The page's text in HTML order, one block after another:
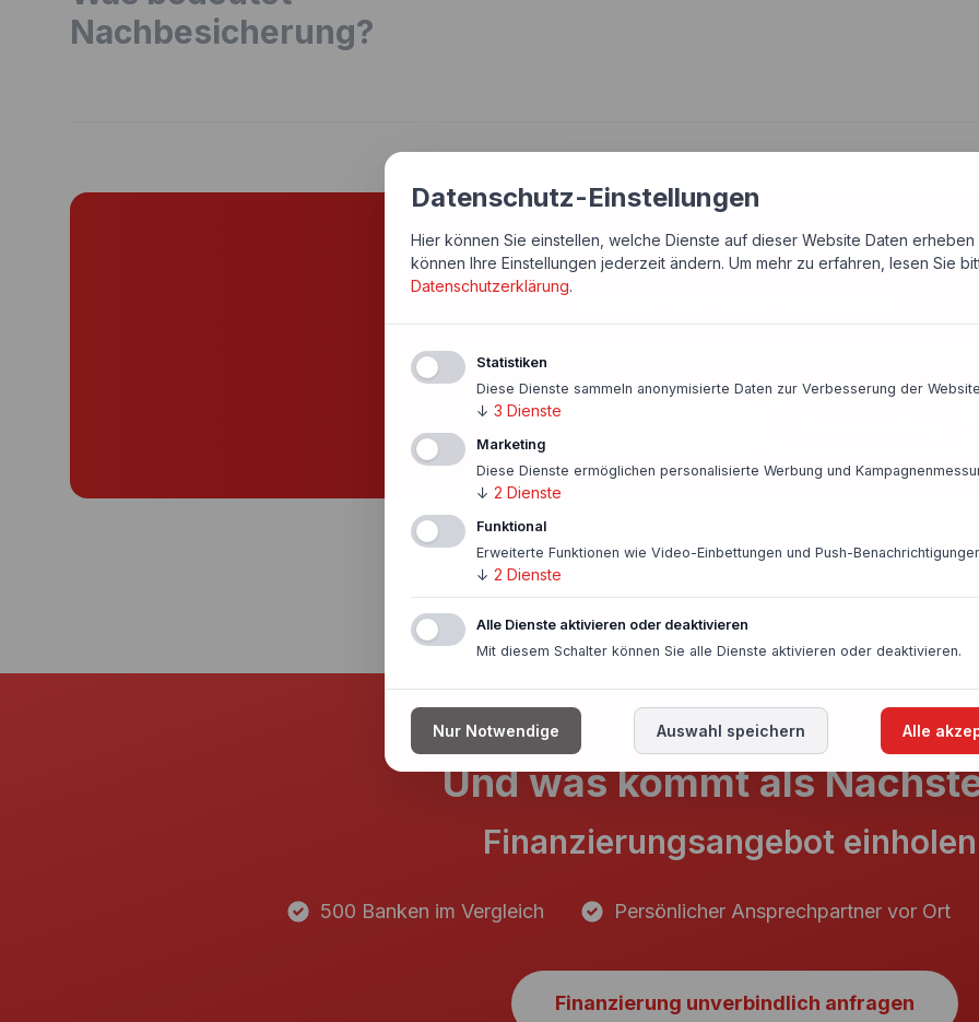
Nachbesicherung?
Sichern Sie sich die besten
Günstige Zinsen sichern
Und was kommt als
Finanzierungsangebot
500 Banken im Vergleich Persönlicher Ansprechpartner vor Ort
Finanzierung unverbindlich anfragen
Datenschutz-Einstellungen
Hier können Sie einstellen, welche Dienste auf dieser Website Daten erheben
können Ihre Einstellungen jederzeit ändern. Um mehr zu erfahren, lesen Sie
Datenschutzerklärung.
Statistiken
Diese Dienste sammeln anonymisierte Daten zur Verbesserung der
↓ 3 Dienste
Marketing
Diese Dienste ermöglichen personalisierte Werbung und
↓ 2 Dienste
Funktional
Erweiterte Funktionen wie Video-Einbettungen und Push-
↓ 2 Dienste
Alle Dienste aktivieren oder deaktivieren
Mit diesem Schalter können Sie alle Dienste aktivieren oder deaktivieren.
Nur Notwendige Auswahl speichern Alle